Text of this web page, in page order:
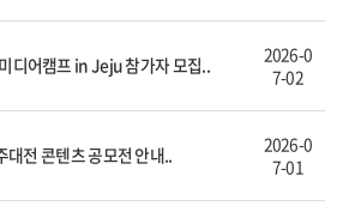
디어캠프 in Jeju 참가자 모집..
2026-0
7-02
대전 콘텐츠 공모전 안내..
2026-0
7-01